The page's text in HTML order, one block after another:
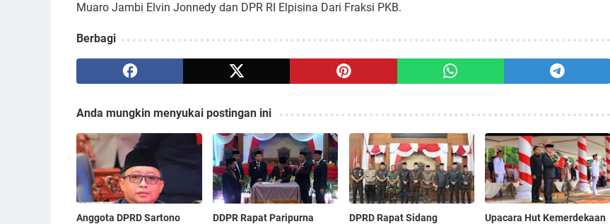
Muaro Jambi Elvin Jonnedy dan DPR RI Elpisina Dari Fraksi PKB.
Berbagi
Anda mungkin menyukai postingan ini
‎Anggota DPRD Sartono
‎DDPR Rapat Paripurna
‎DPRD Rapat Sidang
‎Upacara Hut Kemerdekaan